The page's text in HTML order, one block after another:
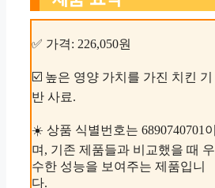
✅ 가격: 226,050원
☑️ 높은 영양 가치를 가진 치킨 기
반 사료.
☀️ 상품 식별번호는 6890740701이
며, 기존 제품들과 비교했을 때 우
수한 성능을 보여주는 제품입니
다.